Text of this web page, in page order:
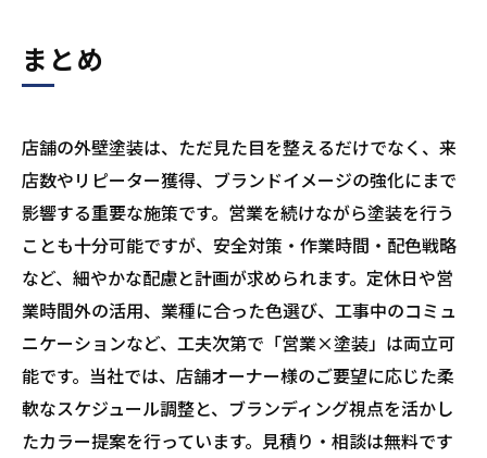
まとめ
店舗の外壁塗装は、ただ見た目を整えるだけでなく、来
店数やリピーター獲得、ブランドイメージの強化にまで
影響する重要な施策です。営業を続けながら塗装を行う
ことも十分可能ですが、安全対策・作業時間・配色戦略
など、細やかな配慮と計画が求められます。定休日や営
業時間外の活用、業種に合った色選び、工事中のコミュ
ニケーションなど、工夫次第で「営業×塗装」は両立可
能です。当社では、店舗オーナー様のご要望に応じた柔
軟なスケジュール調整と、ブランディング視点を活かし
たカラー提案を行っています。見積り・相談は無料です